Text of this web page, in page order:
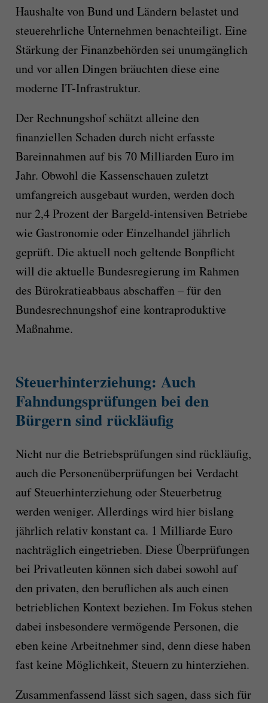
Haushalte von Bund und Ländern belastet und
steuerehrliche Unternehmen benachteiligt. Eine
Stärkung der Finanzbehörden sei unumgänglich
und vor allen Dingen bräuchten diese eine
moderne IT-Infrastruktur.
Der Rechnungshof schätzt alleine den
finanziellen Schaden durch nicht erfasste
Bareinnahmen auf bis 70 Milliarden Euro im
Jahr. Obwohl die Kassenschauen zuletzt
umfangreich ausgebaut wurden, werden doch
nur 2,4 Prozent der Bargeld-intensiven Betriebe
wie Gastronomie oder Einzelhandel jährlich
geprüft. Die aktuell noch geltende Bonpflicht
will die aktuelle Bundesregierung im Rahmen
des Bürokratieabbaus abschaffen – für den
Bundesrechnungshof eine kontraproduktive
Maßnahme.
Steuerhinterziehung: Auch
Fahndungsprüfungen bei den
Bürgern sind rückläufig
Nicht nur die Betriebsprüfungen sind rückläufig,
auch die Personenüberprüfungen bei Verdacht
auf Steuerhinterziehung oder Steuerbetrug
werden weniger. Allerdings wird hier bislang
jährlich relativ konstant ca. 1 Milliarde Euro
nachträglich eingetrieben. Diese Überprüfungen
bei Privatleuten können sich dabei sowohl auf
den privaten, den beruflichen als auch einen
betrieblichen Kontext beziehen. Im Fokus stehen
dabei insbesondere vermögende Personen, die
eben keine Arbeitnehmer sind, denn diese haben
fast keine Möglichkeit, Steuern zu hinterziehen.
Zusammenfassend lässt sich sagen, dass sich für